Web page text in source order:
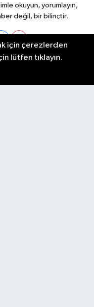
okuyun, yorumlayın,
değil, bir bilinçtir.
için çerezlerden
lütfen tıklayın.